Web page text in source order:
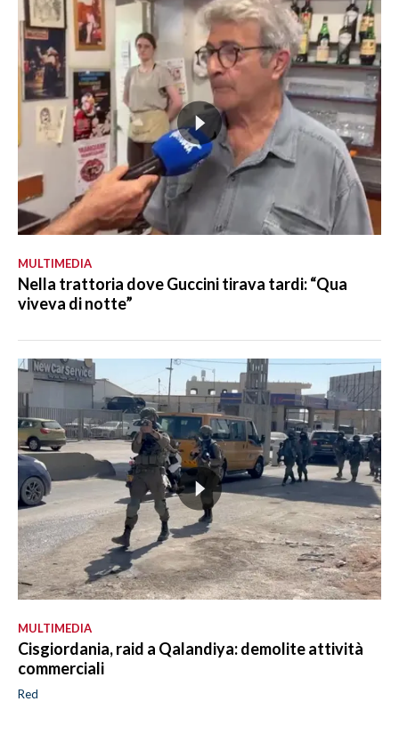
MULTIMEDIA
Nella trattoria dove Guccini tirava tardi: “Qua
viveva di notte”
MULTIMEDIA
Cisgiordania, raid a Qalandiya: demolite attività
commerciali
Red